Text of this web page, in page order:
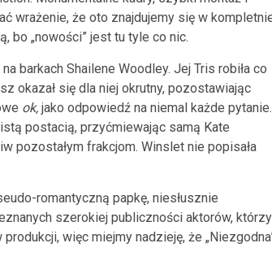
wrażenie, że oto znajdujemy się w
bo „nowości” jest tu tyle co nic.
barkach Shailene Woodley. Jej Tris robiła co
okazał się dla niej okrutny, pozostawiając
ok, jako odpowiedź na niemal każde pytanie.
postacią, przyćmiewając samą Kate
pozostałym frakcjom. Winslet nie popisała
romantyczną papkę, niesłusznie
szerokiej publiczności aktorów, którzy
więc miejmy nadzieję, że